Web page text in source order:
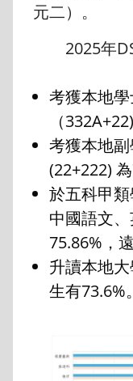
元二）。
2025年
考獲本地
（
考獲本地
(22+222) 為
於五科甲
中國語文
75.86%，
升讀本地
生有73.6%。